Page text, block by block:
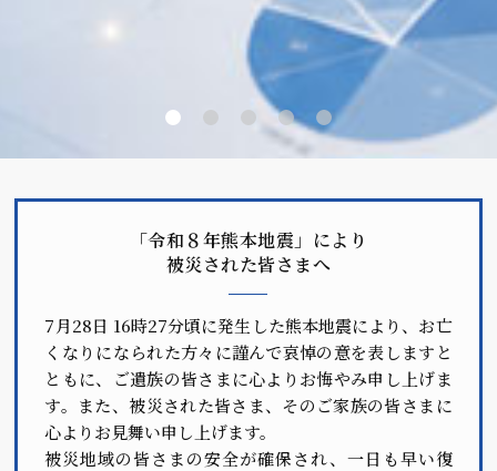
「令和８年熊本地震」により
被災された皆さまへ
7月28日 16時27分頃に発生した熊本地震により、お亡
くなりになられた方々に謹んで哀悼の意を表しますと
ともに、ご遺族の皆さまに心よりお悔やみ申し上げま
す。また、被災された皆さま、そのご家族の皆さまに
心よりお見舞い申し上げます。
被災地域の皆さまの安全が確保され、一日も早い復